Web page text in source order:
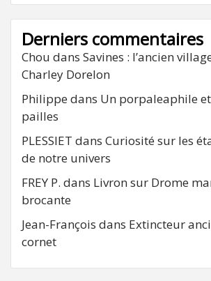
Derniers commentaires
Chou dans Savines : l’ancien
Charley Dorelon
Philippe dans Un porpaleaphile
pailles
PLESSIET dans Curiosité sur les
de notre univers
FREY P. dans Livron sur Drome
brocante
Jean-François dans Extincteur
cornet